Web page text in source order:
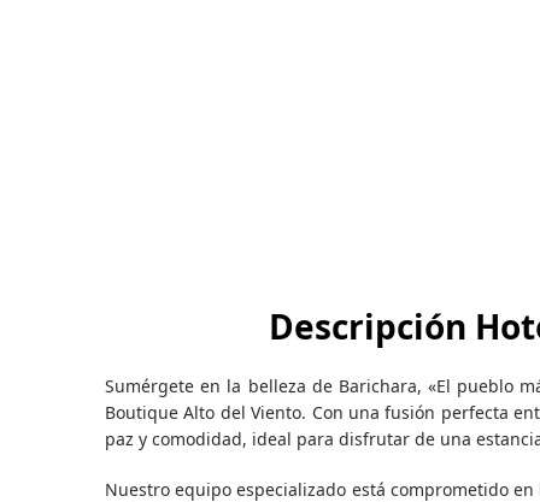
Descripción
Sumérgete en la belleza de Barichara, «El pueblo
Boutique Alto del Viento. Con una fusión perfecta
paz y comodidad, ideal para disfrutar de una
Nuestro equipo especializado está comprometido